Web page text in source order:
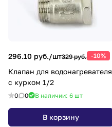
296.10 руб./шт329 руб. -10%
Клапан для водонагревателя
с курком 1/2
0 0 В наличии: 6 шт
В корзину